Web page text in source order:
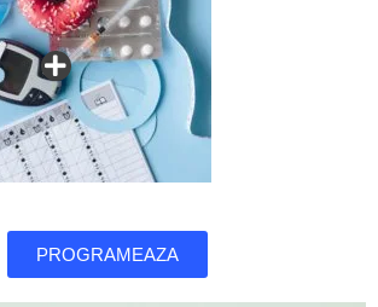
PROGRAMEAZA